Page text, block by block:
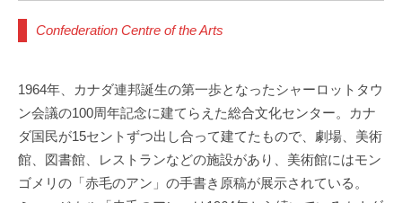
Confederation Centre of the Arts
1964年、カナダ連邦誕生の第一歩となったシャーロットタウ
ン会議の100周年記念に建てらえた総合文化センター。カナ
ダ国民が15セントずつ出し合って建てたもので、劇場、美術
館、図書館、レストランなどの施設があり、美術館にはモン
ゴメリの「赤毛のアン」の手書き原稿が展示されている。